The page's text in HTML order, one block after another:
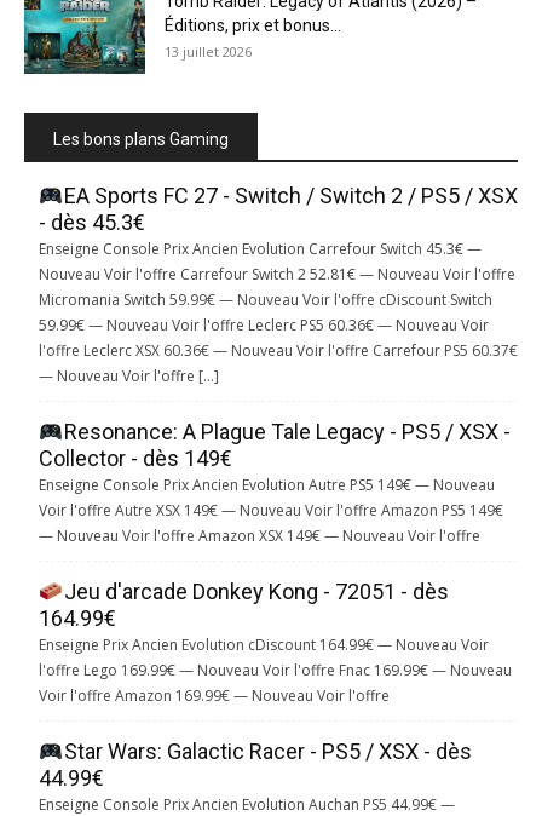
Éditions, prix et bonus...
13 juillet 2026
Les bons plans Gaming
EA Sports FC 27 - Switch / Switch 2 / PS5 / XSX
- dès 45.3€
Enseigne Console Prix Ancien Evolution Carrefour Switch 45.3€ —
Nouveau Voir l'offre Carrefour Switch 2 52.81€ — Nouveau Voir l'offre
Micromania Switch 59.99€ — Nouveau Voir l'offre cDiscount Switch
59.99€ — Nouveau Voir l'offre Leclerc PS5 60.36€ — Nouveau Voir
l'offre Leclerc XSX 60.36€ — Nouveau Voir l'offre Carrefour PS5 60.37€
— Nouveau Voir l'offre […]
Resonance: A Plague Tale Legacy - PS5 / XSX -
Collector - dès 149€
Enseigne Console Prix Ancien Evolution Autre PS5 149€ — Nouveau
Voir l'offre Autre XSX 149€ — Nouveau Voir l'offre Amazon PS5 149€
— Nouveau Voir l'offre Amazon XSX 149€ — Nouveau Voir l'offre
Jeu d'arcade Donkey Kong - 72051 - dès
164.99€
Enseigne Prix Ancien Evolution cDiscount 164.99€ — Nouveau Voir
l'offre Lego 169.99€ — Nouveau Voir l'offre Fnac 169.99€ — Nouveau
Voir l'offre Amazon 169.99€ — Nouveau Voir l'offre
Star Wars: Galactic Racer - PS5 / XSX - dès
44.99€
Enseigne Console Prix Ancien Evolution Auchan PS5 44.99€ —